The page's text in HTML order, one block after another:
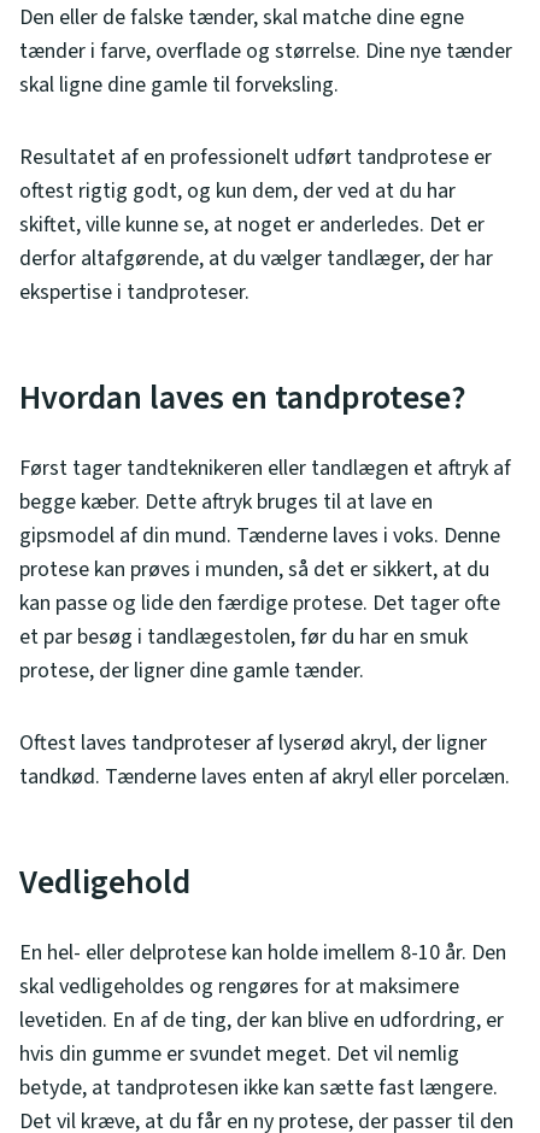
Den eller de falske tænder, skal matche dine egne
tænder i farve, overflade og størrelse. Dine nye tænder
skal ligne dine gamle til forveksling.
Resultatet af en professionelt udført tandprotese er
oftest rigtig godt, og kun dem, der ved at du har
skiftet, ville kunne se, at noget er anderledes. Det er
derfor altafgørende, at du vælger tandlæger, der har
ekspertise i tandproteser.
Hvordan laves en tandprotese?
Først tager tandteknikeren eller tandlægen et aftryk af
begge kæber. Dette aftryk bruges til at lave en
gipsmodel af din mund. Tænderne laves i voks. Denne
protese kan prøves i munden, så det er sikkert, at du
kan passe og lide den færdige protese. Det tager ofte
et par besøg i tandlægestolen, før du har en smuk
protese, der ligner dine gamle tænder.
Oftest laves tandproteser af lyserød akryl, der ligner
tandkød. Tænderne laves enten af akryl eller porcelæn.
Vedligehold
En hel- eller delprotese kan holde imellem 8-10 år. Den
skal vedligeholdes og rengøres for at maksimere
levetiden. En af de ting, der kan blive en udfordring, er
hvis din gumme er svundet meget. Det vil nemlig
betyde, at tandprotesen ikke kan sætte fast længere.
Det vil kræve, at du får en ny protese, der passer til den